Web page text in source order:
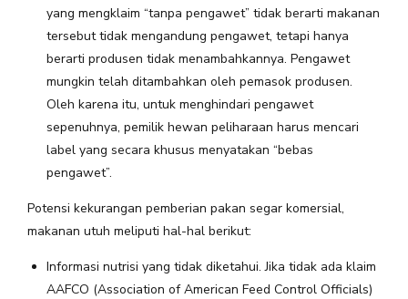
yang mengklaim “tanpa pengawet” tidak berarti makanan
tersebut tidak mengandung pengawet, tetapi hanya
berarti produsen tidak menambahkannya. Pengawet
mungkin telah ditambahkan oleh pemasok produsen.
Oleh karena itu, untuk menghindari pengawet
sepenuhnya, pemilik hewan peliharaan harus mencari
label yang secara khusus menyatakan “bebas
pengawet”.
Potensi kekurangan pemberian pakan segar komersial,
makanan utuh meliputi hal-hal berikut:
Informasi nutrisi yang tidak diketahui. Jika tidak ada klaim
AAFCO (Association of American Feed Control Officials)